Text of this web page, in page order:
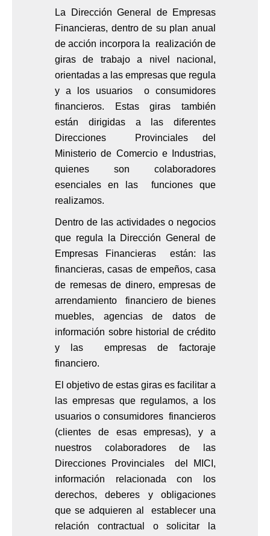
La Dirección General de Empresas
Financieras, dentro de su plan anual
de acción incorpora la realización de
giras de trabajo a nivel nacional,
orientadas a las empresas que regula
y a los usuarios o consumidores
financieros. Estas giras también
están dirigidas a las diferentes
Direcciones Provinciales del
Ministerio de Comercio e Industrias,
quienes son colaboradores
esenciales en las funciones que
realizamos.
Dentro de las actividades o negocios
que regula la Dirección General de
Empresas Financieras están: las
financieras, casas de empeños, casa
de remesas de dinero, empresas de
arrendamiento financiero de bienes
muebles, agencias de datos de
información sobre historial de crédito
y las empresas de factoraje
financiero.
El objetivo de estas giras es facilitar a
las empresas que regulamos, a los
usuarios o consumidores financieros
(clientes de esas empresas), y a
nuestros colaboradores de las
Direcciones Provinciales del MICI,
información relacionada con los
derechos, deberes y obligaciones
que se adquieren al establecer una
relación contractual o solicitar la